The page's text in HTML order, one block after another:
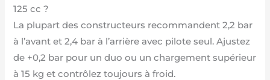
125 cc ?
La plupart des constructeurs recommandent 2,2 bar
à l’avant et 2,4 bar à l’arrière avec pilote seul. Ajustez
de +0,2 bar pour un duo ou un chargement supérieur
à 15 kg et contrôlez toujours à froid.